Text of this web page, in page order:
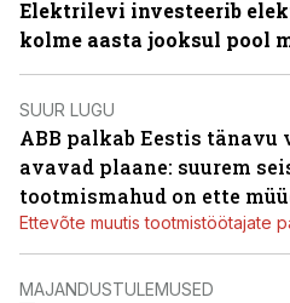
Elektrilevi investeerib
kolme aasta jooksul pool
SUUR LUGU
ABB palkab Eestis tänavu
avavad plaane: suurem
tootmismahud on ette
Ettevõte muutis tootmistöötajate
MAJANDUSTULEMUSED